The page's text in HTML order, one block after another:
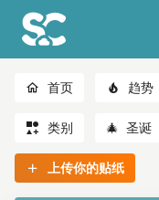
首页 趋势
类别 🎄 圣诞
上传你的贴纸